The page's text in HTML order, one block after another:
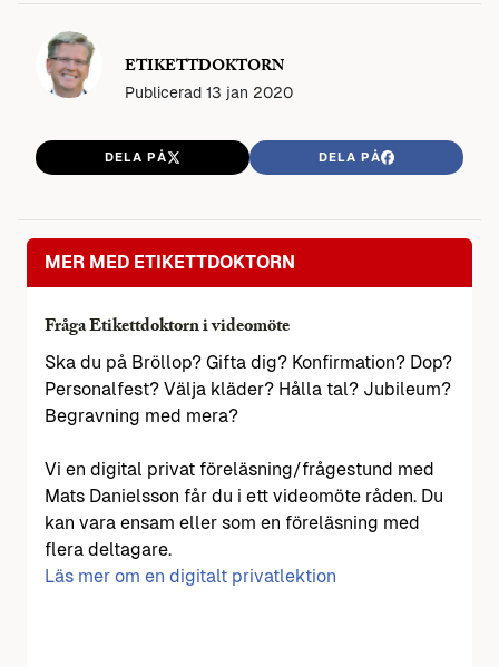
ETIKETTDOKTORN
Publicerad 13 jan 2020
DELA PÅ DELA PÅ
MER MED ETIKETTDOKTORN
Fråga Etikettdoktorn i videomöte
Ska du på Bröllop? Gifta dig? Konfirmation? Dop?
Personalfest? Välja kläder? Hålla tal? Jubileum?
Begravning med mera?
Vi en digital privat föreläsning/frågestund med
Mats Danielsson får du i ett videomöte råden. Du
kan vara ensam eller som en föreläsning med
flera deltagare.
Läs mer om en digitalt privatlektion